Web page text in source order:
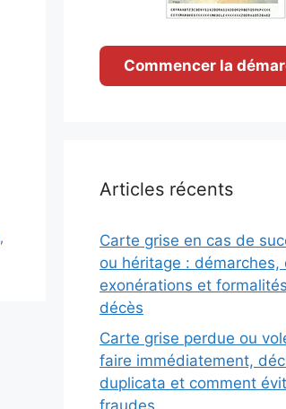
,
Commencer la
Articles récents
Carte grise en cas de
ou héritage : démarches,
exonérations et
décès
Carte grise perdue ou
faire immédiatement,
duplicata et comment
fraudes